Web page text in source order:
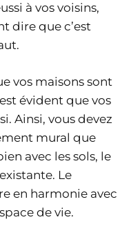
à vos voisins,
dire que c’est
vos maisons sont
évident que vos
Ainsi, vous devez
mural que
avec les sols, le
Le
en harmonie avec
de vie.